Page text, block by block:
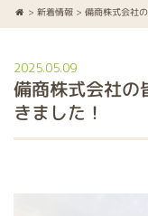
> 新着情報> 備商株式会社の
2025.05.09
備商株式会社の
きました！